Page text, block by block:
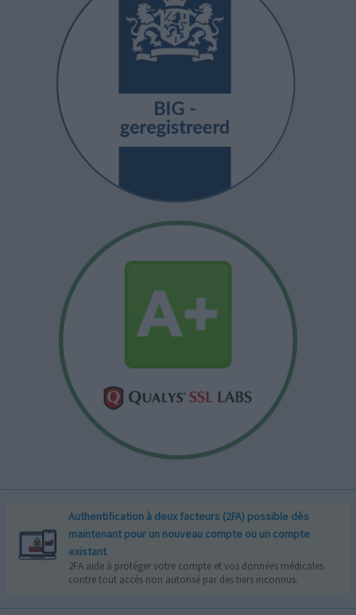
Authentification à deux facteurs (2FA) possible dès
maintenant pour un nouveau compte ou un compte
existant
2FA aide à protéger votre compte et vos données médicales
contre tout accès non autorisé par des tiers inconnus.